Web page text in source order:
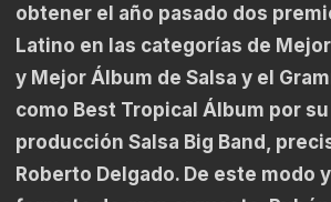
obtener el año pasado dos
Latino en las categorías de
y Mejor Álbum de Salsa y el
como Best Tropical Álbum por
producción Salsa Big Band,
Roberto Delgado. De este modo